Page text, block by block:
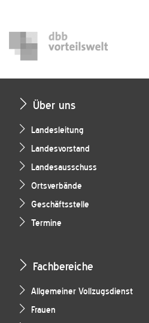
Über uns
Landesleitung
Landesvorstand
Landesausschuss
Ortsverbände
Geschäftsstelle
Termine
Fachbereiche
Allgemeiner Vollzugsdienst
Frauen